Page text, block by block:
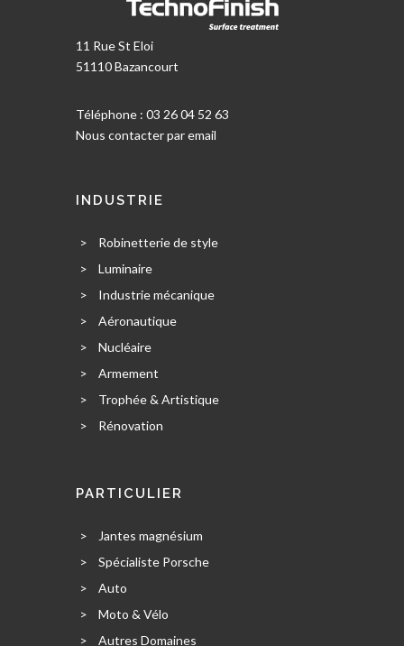
11 Rue St Eloi
51110 Bazancourt
Téléphone : 03 26 04 52 63
Nous contacter par email
INDUSTRIE
>
Robinetterie de style
>
Luminaire
>
Industrie mécanique
>
Aéronautique
>
Nucléaire
>
Armement
>
Trophée & Artistique
>
Rénovation
PARTICULIER
>
Jantes magnésium
>
Spécialiste Porsche
>
Auto
>
Moto & Vélo
>
Autres Domaines